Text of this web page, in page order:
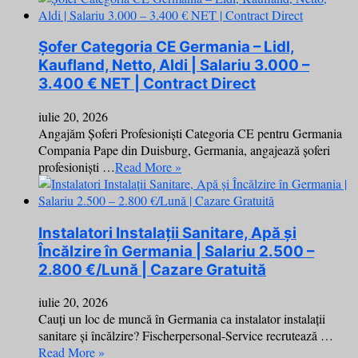
Șofer Categoria CE Germania – Lidl,
Kaufland, Netto, Aldi | Salariu 3.000 –
3.400 € NET | Contract Direct
iulie 20, 2026
Angajăm Șoferi Profesioniști Categoria CE pentru Germania
Compania Pape din Duisburg, Germania, angajează șoferi
profesioniști …Read More »
Instalatori Instalații Sanitare, Apă și
Încălzire în Germania | Salariu 2.500 –
2.800 €/Lună | Cazare Gratuită
iulie 20, 2026
Cauți un loc de muncă în Germania ca instalator instalații
sanitare și încălzire? Fischerpersonal-Service recrutează …
Read More »